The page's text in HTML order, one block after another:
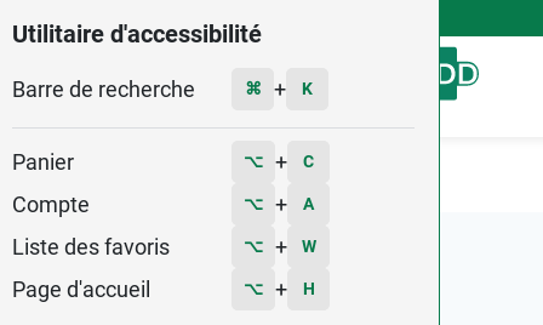
Utilitaire d'accessibilité
Barre de recherche ⌘ + K
Panier ⌥ + C
Compte ⌥ + A
Liste des favoris ⌥ + W
Page d'accueil ⌥ + H
Menu